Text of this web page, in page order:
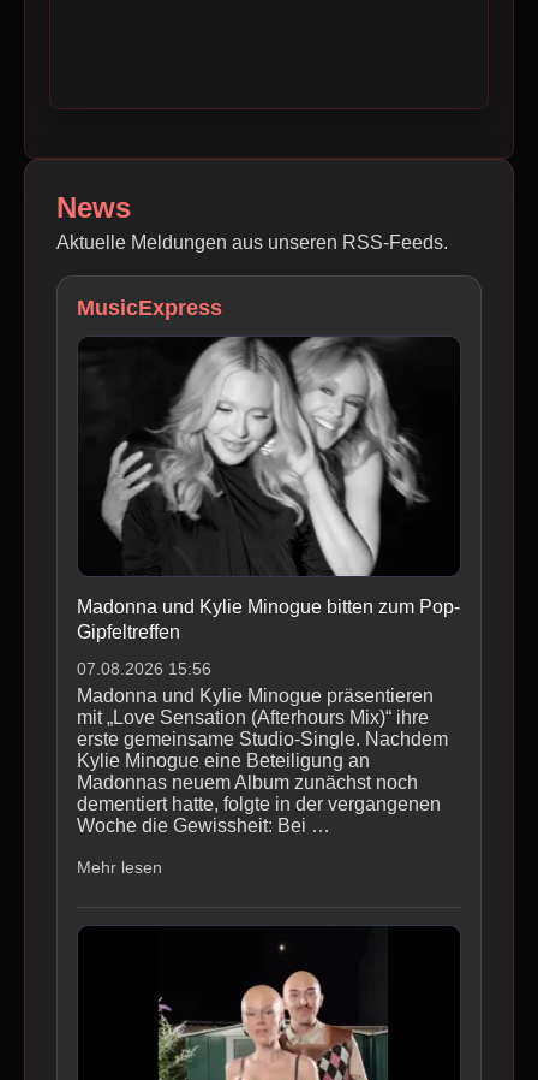
News
Aktuelle Meldungen aus unseren RSS-Feeds.
MusicExpress
Madonna und Kylie Minogue bitten zum Pop-
Gipfeltreffen
07.08.2026 15:56
Madonna und Kylie Minogue präsentieren
mit „Love Sensation (Afterhours Mix)“ ihre
erste gemeinsame Studio-Single. Nachdem
Kylie Minogue eine Beteiligung an
Madonnas neuem Album zunächst noch
dementiert hatte, folgte in der vergangenen
Woche die Gewissheit: Bei …
Mehr lesen